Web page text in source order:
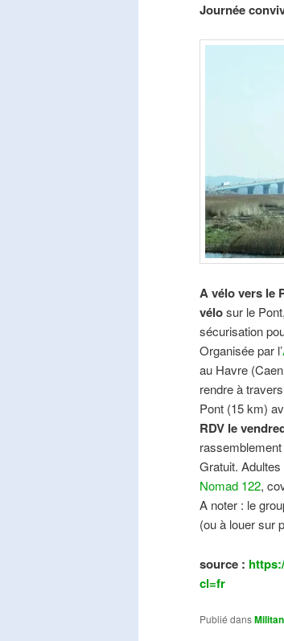
Journée
A vélo vers le
vélosur le
sécurisation
Organisée par l’
au Havre
rendre à
Pont (15 km)
RDV le
Gratuit.
Nomad 122,
A noter : le
(ou à louer sur
source :
cl=fr
Publié dans